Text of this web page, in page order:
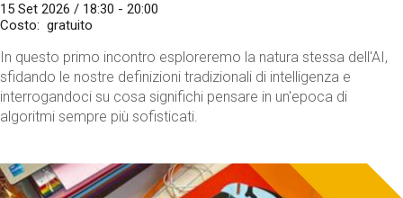
15 Set 2026 / 18:30 - 20:00
Costo
gratuito
In questo primo incontro esploreremo la natura stessa dell'AI,
sfidando le nostre definizioni tradizionali di intelligenza e
interrogandoci su cosa significhi pensare in un'epoca di
algoritmi sempre più sofisticati.